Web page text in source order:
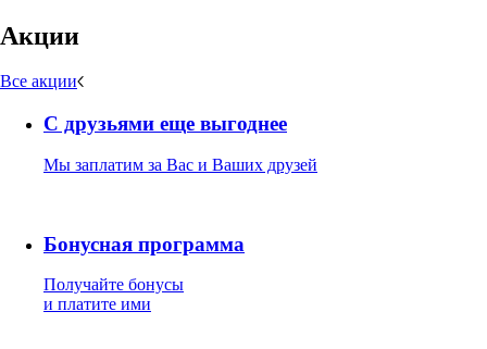
Акции
Все акции
С друзьями еще выгоднее
Мы заплатим за Вас и Ваших друзей
Бонусная программа
Получайте бонусы
и платите ими